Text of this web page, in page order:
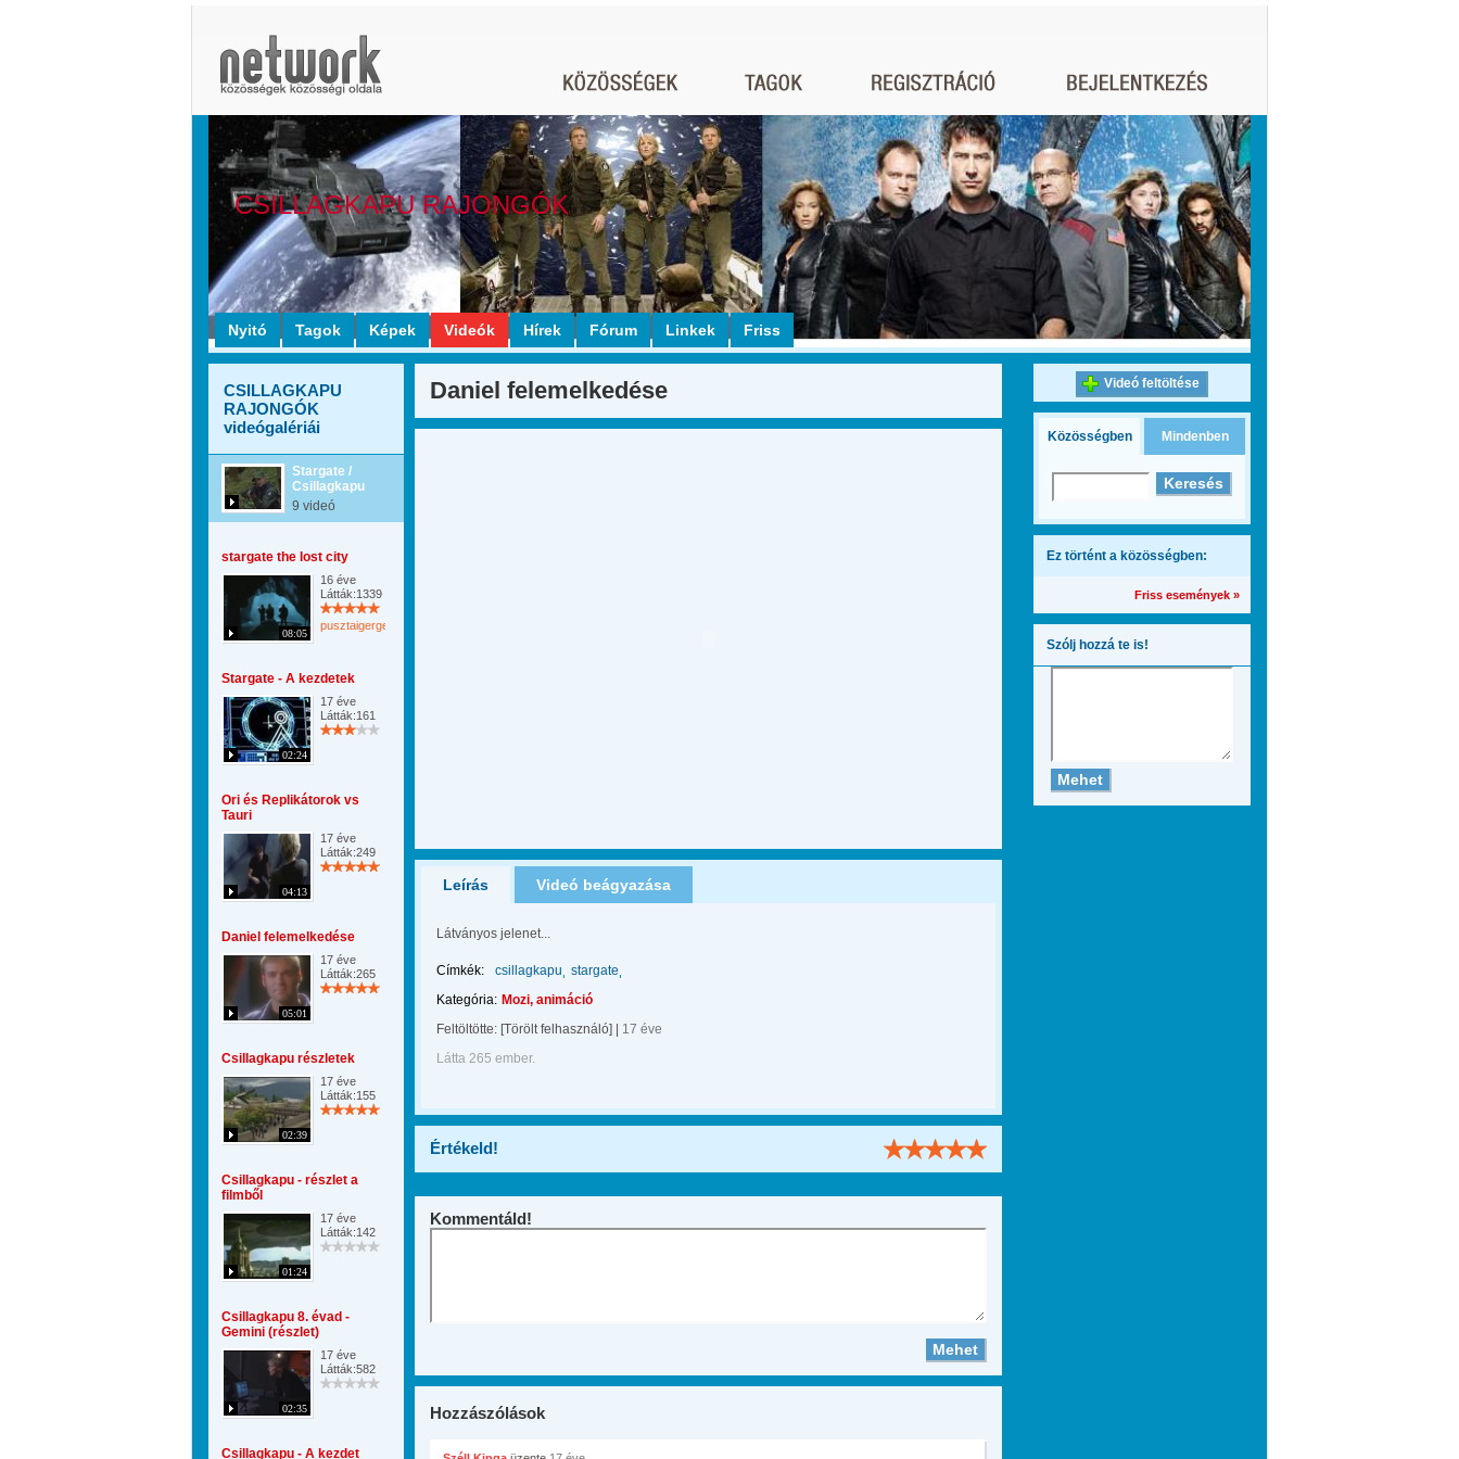
CSILLAGKAPU RAJONGÓK
Nyitó Tagok Képek Videók Hírek Fórum Linkek Friss
CSILLAGKAPU
RAJONGÓK
videógalériái
Stargate /
Csillagkapu
9 videó
stargate the lost city
08:05
16 éve
Látták:1339
pusztaigergely
Stargate - A kezdetek
02:24
17 éve
Látták:161
Ori és Replikátorok vs
Tauri
04:13
17 éve
Látták:249
Daniel felemelkedése
05:01
17 éve
Látták:265
Csillagkapu részletek
02:39
17 éve
Látták:155
Csillagkapu - részlet a
filmből
01:24
17 éve
Látták:142
Csillagkapu 8. évad -
Gemini (részlet)
02:35
17 éve
Látták:582
Csillagkapu - A kezdet
Daniel felemelkedése
Leírás Videó beágyazása
Látványos jelenet...
Címkék: csillagkapu
stargate
Kategória: Mozi, animáció
Feltöltötte: [Törölt felhasználó]
17 éve
Látta 265 ember.
Értékeld!
Kommentáld!
Hozzászólások
Videó feltöltése
Közösségben Mindenben
Ez történt a közösségben:
Friss események »
Szólj hozzá te is!